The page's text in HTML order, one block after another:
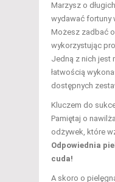
Marzysz o
wydawać fortuny
Możesz zadbać
wykorzystując
Jedną z nich jest
łatwością
dostępnych
Kluczem do
Pamiętaj o
odżywek, które
Odpowiednia
cuda!
A skoro o